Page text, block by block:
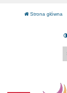
Strona główna